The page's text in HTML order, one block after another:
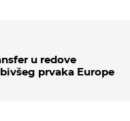
u redove
prvaka Europe